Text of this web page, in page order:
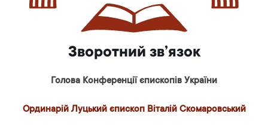
Зворотний зв’язок
Голова Конференції єпископів України
Ординарій Луцький єпископ Віталій Скомаровський